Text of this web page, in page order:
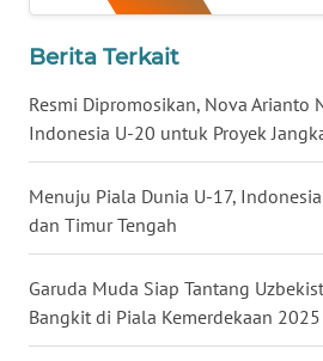
Berita Terkait
Resmi Dipromosikan, Nova Arianto
Indonesia U-20 untuk Proyek
Menuju Piala Dunia U-17,
dan Timur Tengah
Garuda Muda Siap Tantang
Bangkit di Piala Kemerdekaan 2025
WN
KALTIM
WN
SULSEL
WN
GORONTALO
WN
SULUT